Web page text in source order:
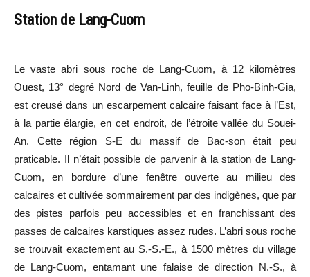
Station de Lang-Cuom
Le vaste abri sous roche de Lang-Cuom, à 12 kilomètres
Ouest, 13° degré Nord de Van-Linh, feuille de Pho-Binh-Gia,
est creusé dans un escarpement calcaire faisant face à l’Est,
à la partie élargie, en cet endroit, de l’étroite vallée du Souei-
An. Cette région S-E du massif de Bac-son était peu
praticable. Il n’était possible de parvenir à la station de Lang-
Cuom, en bordure d’une fenêtre ouverte au milieu des
calcaires et cultivée sommairement par des indigènes, que par
des pistes parfois peu accessibles et en franchissant des
passes de calcaires karstiques assez rudes. L’abri sous roche
se trouvait exactement au S.-S.-E., à 1500 mètres du village
de Lang-Cuom, entamant une falaise de direction N.-S., à